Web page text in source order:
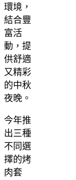
環境，
結合豐
富活
動，提
供舒適
又精彩
的中秋
夜晚。
今年推
出三種
不同選
擇的烤
肉套